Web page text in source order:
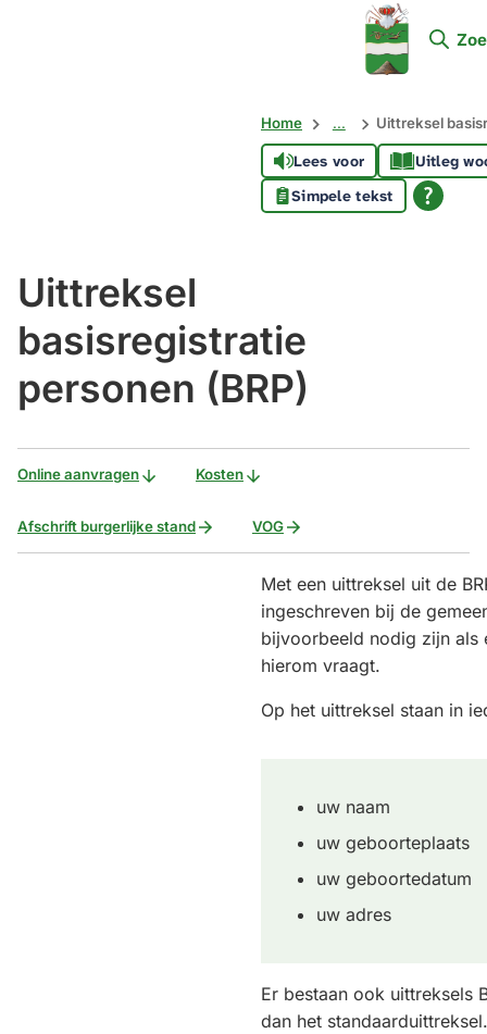
Mijn
Soest
Home ... Uittreksel
Lees voor
Uitleg
Simpele tekst
Uittreksel
basisregistratie
personen (BRP)
Online aanvragen Kosten
Afschrift burgerlijke stand VOG
Met een uittreksel uit de
ingeschreven bij de
bijvoorbeeld nodig zijn als
hierom vraagt.
Op het uittreksel staan in
uw naam
uw geboorteplaats
uw geboortedatum
uw adres
Er bestaan ook uittreksels
dan het